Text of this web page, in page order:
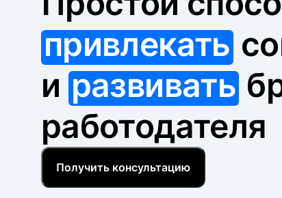
привлекать
и развивать
работодателя
Получить консультацию